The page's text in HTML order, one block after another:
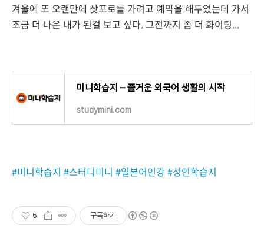
겨울에 또 오랜만에 삿포로를 가려고 예약을 해두었는데 가서
조금 더 나은 내가 된걸 보고 싶다. 그전까지 좀 더 화이팅...
미니학습지 – 즐거운 외국어 생활의 시작
studymini.com
#미니학습지 #스터디미니 #일본어인강 #성인학습지
5 구독하기